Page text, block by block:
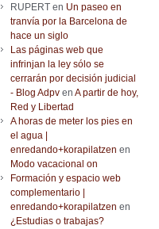
RUPERT en Un paseo en
tranvía por la Barcelona de
hace un siglo
Las páginas web que
infrinjan la ley sólo se
cerrarán por decisión judicial
- Blog Adpv en A partir de hoy,
Red y Libertad
A horas de meter los pies en
el agua |
enredando+korapilatzen en
Modo vacacional on
Formación y espacio web
complementario |
enredando+korapilatzen en
¿Estudias o trabajas?